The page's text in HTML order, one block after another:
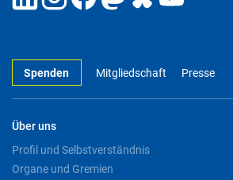
Spenden Mitgliedschaft Presse
Über uns
Profil und Selbstverständnis
Organe und Gremien